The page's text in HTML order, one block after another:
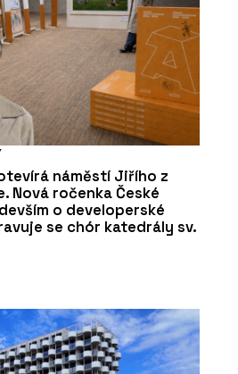
náměstí Jiřího z
Nová ročenka České
o developerské
se chór katedrály sv.